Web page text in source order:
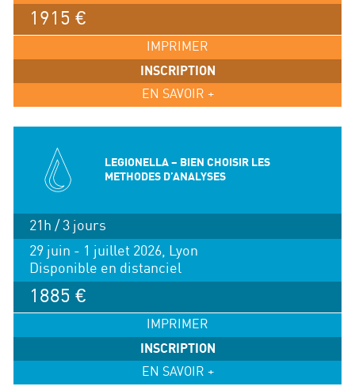
1915 €
IMPRIMER
INSCRIPTION
EN SAVOIR +
LEGIONELLA – BIEN CHOISIR LES
METHODES D’ANALYSES
21h / 3 jours
29 juin - 1 juillet 2026, Lyon
Disponible en distanciel
1885 €
IMPRIMER
INSCRIPTION
EN SAVOIR +